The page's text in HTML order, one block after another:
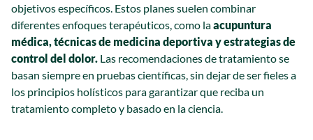
objetivos específicos. Estos planes suelen combinar
diferentes enfoques terapéuticos, como laacupuntura
médica, técnicas de medicina deportiva y estrategias de
control del dolor. Las recomendaciones de tratamiento se
basan siempre en pruebas científicas, sin dejar de ser fieles a
los principios holísticos para garantizar que reciba un
tratamiento completo y basado en la ciencia.